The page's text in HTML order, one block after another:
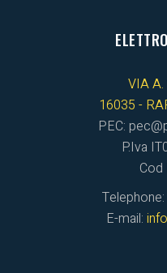
VIA A.
16035 -
PEC:
P.Iva
Cod
E-mail: